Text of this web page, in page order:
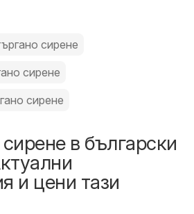
сирене
сирене
сирене
в български
и цени тази